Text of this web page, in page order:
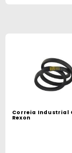
Correia Industrial
Rexon